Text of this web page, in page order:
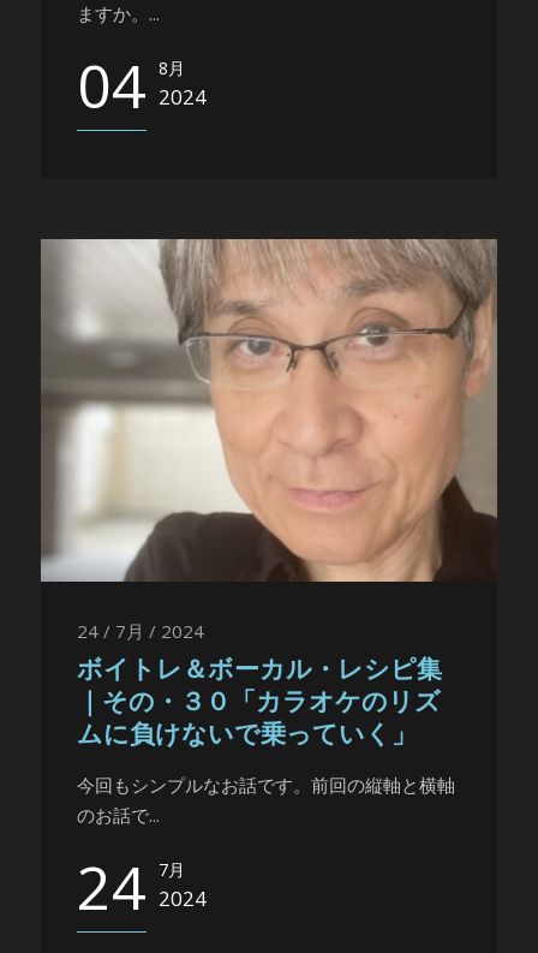
ますか。...
04 8月
2024
24 / 7月 / 2024
ボイトレ＆ボーカル・レシピ集
｜その・３０「カラオケのリズ
ムに負けないで乗っていく」
今回もシンプルなお話です。前回の縦軸と横軸
のお話で...
24 7月
2024